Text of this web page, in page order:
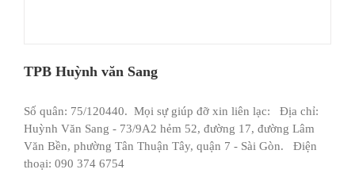
TPB Huỳnh văn Sang
Số quân: 75/120440. Mọi sự giúp đỡ xin liên lạc: Địa chỉ:
Huỳnh Văn Sang - 73/9A2 hẻm 52, đường 17, đường Lâm
Văn Bền, phường Tân Thuận Tây, quận 7 - Sài Gòn. Điện
thoại: 090 374 6754